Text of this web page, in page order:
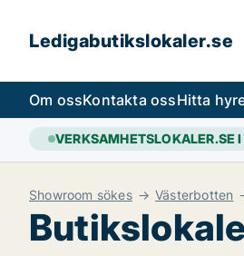
Ledigabutikslokaler.se
Om ossKontakta ossHitta
VERKSAMHETSLOKALER.SE I
Showroom sökes Västerbotten